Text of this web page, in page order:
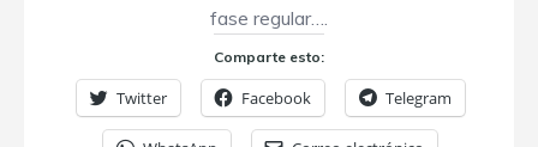
fase regular….
Comparte esto:
Twitter Facebook Telegram